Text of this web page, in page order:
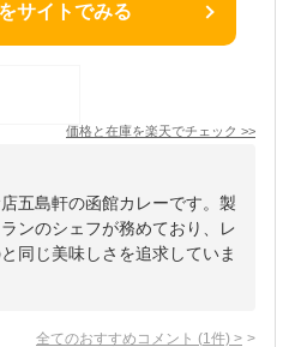
サイトでみる
価格と在庫を楽天でチェック >>
五島軒の函館カレーです。製
ンのシェフが務めており、レ
同じ美味しさを追求していま
全てのおすすめコメント (1 件) >